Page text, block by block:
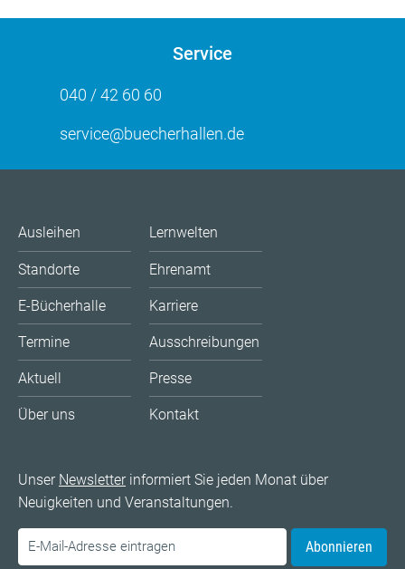
Service
040 / 42 60 60
service@buecherhallen.de
Ausleihen
Standorte
E-Bücherhalle
Termine
Aktuell
Über uns
Lernwelten
Ehrenamt
Karriere
Ausschreibungen
Presse
Kontakt
Unser Newsletterinformiert Sie jeden Monat über
Neuigkeiten und Veranstaltungen.
Abonnieren